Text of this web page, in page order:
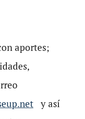
aportes;
y así